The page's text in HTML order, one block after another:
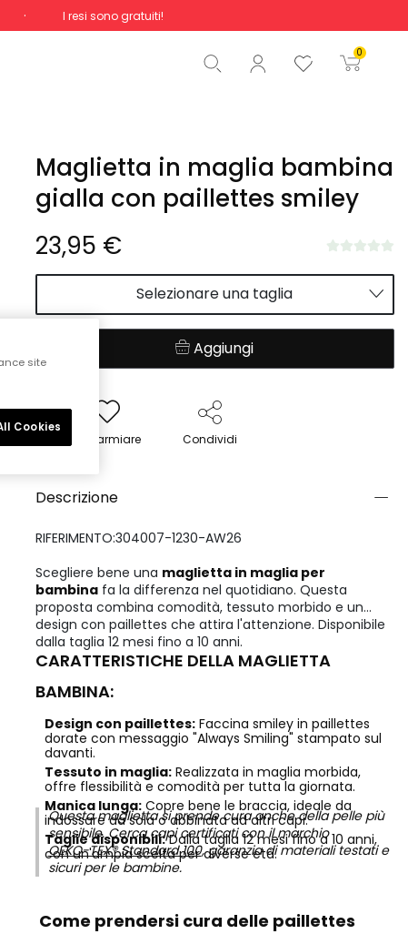
I resi sono gratuiti!
0
Totale 0,00 €
Inizio ordine
Maglietta in maglia bambina
gialla con paillettes smiley
23,95 €
Selezionare una taglia
Aggiungi
Risparmiare Condividi
Descrizione
RIFERIMENTO:304007-1230-AW26
Scegliere bene una maglietta in maglia per
bambinafa la differenza nel quotidiano. Questa
proposta combina comodità, tessuto morbido e un
design con paillettes che attira l'attenzione. Disponibile
dalla taglia 12 mesi fino a 10 anni.
CARATTERISTICHE DELLA MAGLIETTA
BAMBINA:
Design con paillettes:Faccina smiley in paillettes
dorate con messaggio "Always Smiling" stampato sul
davanti.
Tessuto in maglia:Realizzata in maglia morbida,
offre flessibilità e comodità per tutta la giornata.
Manica lunga:Copre bene le braccia, ideale da
indossare da sola o abbinata ad altri capi.
Taglie disponibili:Dalla taglia 12 mesi fino a 10 anni,
con un'ampia scelta per diverse età.
Questa maglietta si prende cura anche della pelle più
sensibile. Cerca capi certificati con il marchio
OEKO-TEX® Standard 100, garanzia di materiali testati e
sicuri per le bambine.
Come prendersi cura delle paillettes
site
Cookies